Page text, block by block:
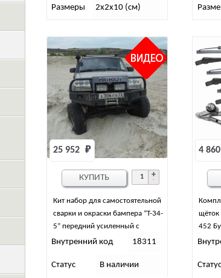
Размеры 2х2х10 (см)
Кит набор для самостоятельной
сварки и окраски бампера “Т-34-
5” передний усиленный с
кенгурином на УАЗ Патриот,
25 952 ₽
Внутренний код 18311
Статус В наличии
КУПИТЬ
щёток
452
4 860
Статус